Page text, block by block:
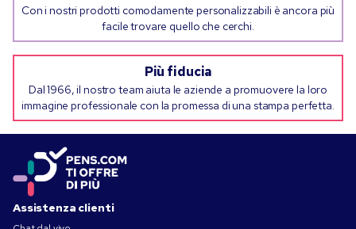
Con i nostri prodotti comodamente personalizzabili è ancora più
facile trovare quello che cerchi.
Più fiducia
Dal 1966, il nostro team aiuta le aziende a promuovere la loro
immagine professionale con la promessa di una stampa perfetta.
Assistenza clienti